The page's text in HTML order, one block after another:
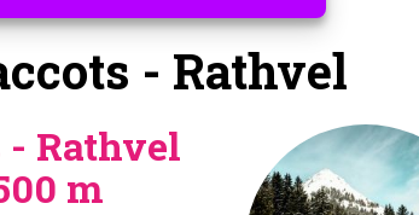
- Rathvel
- Rathvel
m